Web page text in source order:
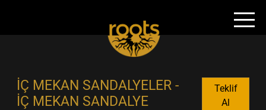
İÇ MEKAN SANDALYELER -
İÇ MEKAN SANDALYE
Teklif
Al